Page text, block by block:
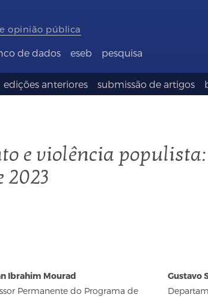
opinião pública
edições anteriores submissão de artigos
de dados eseb pesquisa
e violência
2023
Ibrahim Mourad
Permanente do Programa de
Gustavo